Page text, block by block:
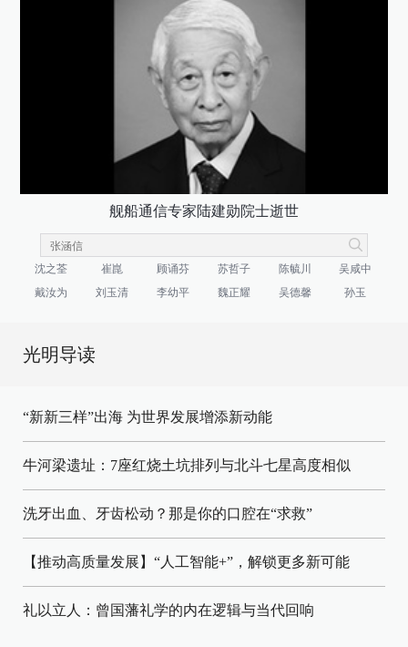
舰船通信专家陆建勋院士逝世
沈之荃 崔崑 顾诵芬 苏哲子 陈毓川
吴咸中
戴汝为
刘玉清 李幼平 魏正耀 吴德馨 孙玉
光明导读
“新新三样”出海 为世界发展增添新动能
牛河梁遗址：7座红烧土坑排列与北斗七星高度相似
洗牙出血、牙齿松动？那是你的口腔在“求救”
【推动高质量发展】“人工智能+”，解锁更多新可能
礼以立人：曾国藩礼学的内在逻辑与当代回响